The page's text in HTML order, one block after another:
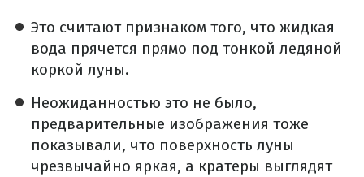
Это считают признаком того, что жидкая
вода прячется прямо под тонкой ледяной
коркой луны.
Неожиданностью это не было,
предварительные изображения тоже
показывали, что поверхность луны
чрезвычайно яркая, а кратеры выглядят